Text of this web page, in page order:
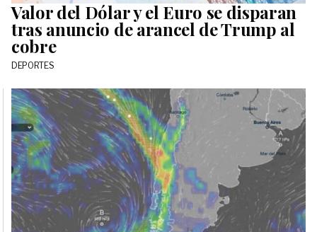
Valor del Dólar y el Euro se disparan
tras anuncio de arancel de Trump al
cobre
DEPORTES